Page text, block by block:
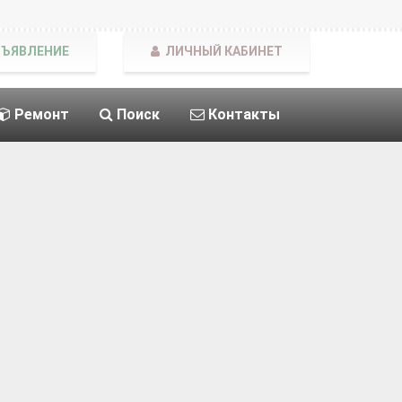
Ремонт Поиск Контакты
ЛИЧНЫЙ КАБИНЕТ